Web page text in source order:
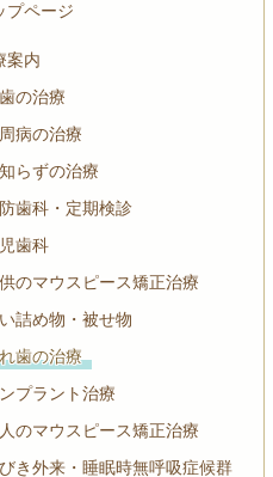
プページ
案内
の治療
病の治療
らずの治療
歯科・定期検診
歯科
のマウスピース矯正治療
詰め物・被せ物
歯の治療
プラント治療
のマウスピース矯正治療
き外来・睡眠時無呼吸症候群